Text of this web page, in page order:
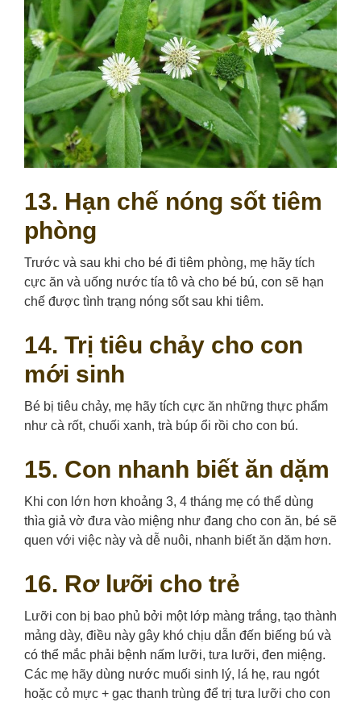
13. Hạn chế nóng sốt tiêm
phòng
Trước và sau khi cho bé đi tiêm phòng, mẹ hãy tích
cực ăn và uống nước tía tô và cho bé bú, con sẽ hạn
chế được tình trạng nóng sốt sau khi tiêm.
14. Trị tiêu chảy cho con
mới sinh
Bé bị tiêu chảy, mẹ hãy tích cực ăn những thực phẩm
như cà rốt, chuối xanh, trà búp ổi rồi cho con bú.
15. Con nhanh biết ăn dặm
Khi con lớn hơn khoảng 3, 4 tháng mẹ có thể dùng
thìa giả vờ đưa vào miệng như đang cho con ăn, bé sẽ
quen với việc này và dễ nuôi, nhanh biết ăn dặm hơn.
16. Rơ lưỡi cho trẻ
Lưỡi con bị bao phủ bởi một lớp màng trắng, tạo thành
mảng dày, điều này gây khó chịu dẫn đến biếng bú và
có thể mắc phải bệnh nấm lưỡi, tưa lưỡi, đen miệng.
Các mẹ hãy dùng nước muối sinh lý, lá hẹ, rau ngót
hoặc cỏ mực + gạc thanh trùng để trị tưa lưỡi cho con